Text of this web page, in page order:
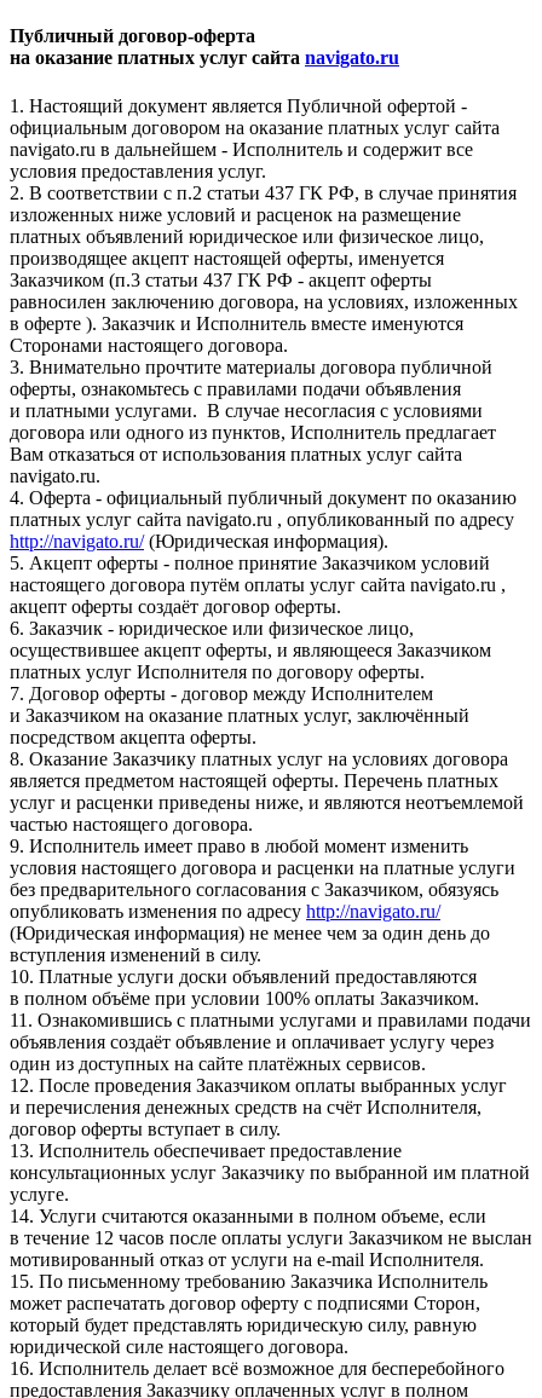
Публичный договор-оферта
на оказание платных услуг сайта navigato.ru
1. Настоящий документ является Публичной офертой -
официальным договором на оказание платных услуг сайта
navigato.ru в дальнейшем - Исполнитель и содержит все
условия предоставления услуг.
2. В соответствии с п.2 статьи 437 ГК РФ, в случае принятия
изложенных ниже условий и расценок на размещение
платных объявлений юридическое или физическое лицо,
производящее акцепт настоящей оферты, именуется
Заказчиком (п.3 статьи 437 ГК РФ - акцепт оферты
равносилен заключению договора, на условиях, изложенных
в оферте ). Заказчик и Исполнитель вместе именуются
Сторонами настоящего договора.
3. Внимательно прочтите материалы договора публичной
оферты, ознакомьтесь с правилами подачи объявления
и платными услугами. В случае несогласия с условиями
договора или одного из пунктов, Исполнитель предлагает
Вам отказаться от использования платных услуг сайта
navigato.ru.
4. Оферта - официальный публичный документ по оказанию
платных услуг сайта navigato.ru , опубликованный по адресу
http://navigato.ru/(Юридическая информация).
5. Акцепт оферты - полное принятие Заказчиком условий
настоящего договора путём оплаты услуг сайта navigato.ru ,
акцепт оферты создаёт договор оферты.
6. Заказчик - юридическое или физическое лицо,
осуществившее акцепт оферты, и являющееся Заказчиком
платных услуг Исполнителя по договору оферты.
7. Договор оферты - договор между Исполнителем
и Заказчиком на оказание платных услуг, заключённый
посредством акцепта оферты.
8. Оказание Заказчику платных услуг на условиях договора
является предметом настоящей оферты. Перечень платных
услуг и расценки приведены ниже, и являются неотъемлемой
частью настоящего договора.
9. Исполнитель имеет право в любой момент изменить
условия настоящего договора и расценки на платные услуги
без предварительного согласования с Заказчиком, обязуясь
опубликовать изменения по адресу http://navigato.ru/
(Юридическая информация) не менее чем за один день до
вступления изменений в силу.
10. Платные услуги доски объявлений предоставляются
в полном объёме при условии 100% оплаты Заказчиком.
11. Ознакомившись с платными услугами и правилами подачи
объявления создаёт объявление и оплачивает услугу через
один из доступных на сайте платёжных сервисов.
12. После проведения Заказчиком оплаты выбранных услуг
и перечисления денежных средств на счёт Исполнителя,
договор оферты вступает в силу.
13. Исполнитель обеспечивает предоставление
консультационных услуг Заказчику по выбранной им платной
услуге.
14. Услуги считаются оказанными в полном объеме, если
в течение 12 часов после оплаты услуги Заказчиком не выслан
мотивированный отказ от услуги на e-mail Исполнителя.
15. По письменному требованию Заказчика Исполнитель
может распечатать договор оферту с подписями Сторон,
который будет представлять юридическую силу, равную
юридической силе настоящего договора.
16. Исполнитель делает всё возможное для бесперебойного
предоставления Заказчику оплаченных услуг в полном